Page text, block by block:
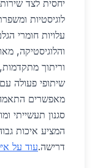
יחסית לצד
לוגיסטיות
עלויות חומרי
והלוגיסטיקה,
וריתוך
שיתופי פעולה
מאפשרים התאמה
סגנון תעשייתי
דרישה.עוד על